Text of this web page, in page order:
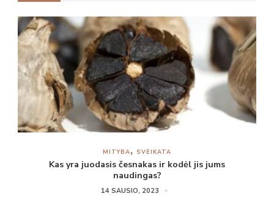
MITYBA SVEIKATA
Kas yra juodasis česnakas ir kodėl jis jums
naudingas?
14 SAUSIO, 2023